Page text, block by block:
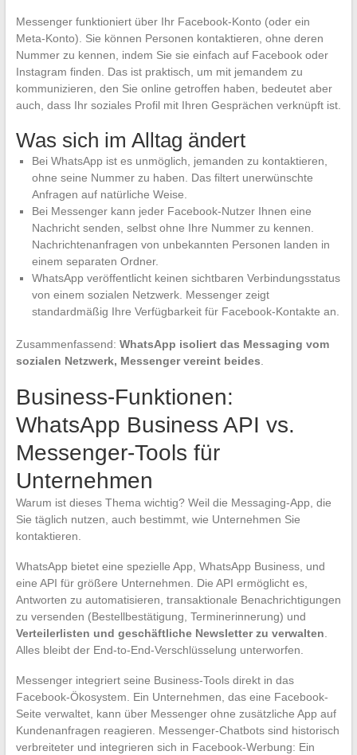
Messenger funktioniert über Ihr Facebook-Konto (oder ein
Meta-Konto). Sie können Personen kontaktieren, ohne deren
Nummer zu kennen, indem Sie sie einfach auf Facebook oder
Instagram finden. Das ist praktisch, um mit jemandem zu
kommunizieren, den Sie online getroffen haben, bedeutet aber
auch, dass Ihr soziales Profil mit Ihren Gesprächen verknüpft ist.
Was sich im Alltag ändert
Bei WhatsApp ist es unmöglich, jemanden zu kontaktieren,
ohne seine Nummer zu haben. Das filtert unerwünschte
Anfragen auf natürliche Weise.
Bei Messenger kann jeder Facebook-Nutzer Ihnen eine
Nachricht senden, selbst ohne Ihre Nummer zu kennen.
Nachrichtenanfragen von unbekannten Personen landen in
einem separaten Ordner.
WhatsApp veröffentlicht keinen sichtbaren Verbindungsstatus
von einem sozialen Netzwerk. Messenger zeigt
standardmäßig Ihre Verfügbarkeit für Facebook-Kontakte an.
Zusammenfassend: WhatsApp isoliert das Messaging vom
sozialen Netzwerk, Messenger vereint beides
Business-Funktionen:
WhatsApp Business API vs.
Messenger-Tools für
Unternehmen
Warum ist dieses Thema wichtig? Weil die Messaging-App, die
Sie täglich nutzen, auch bestimmt, wie Unternehmen Sie
kontaktieren.
WhatsApp bietet eine spezielle App, WhatsApp Business, und
eine API für größere Unternehmen. Die API ermöglicht es,
Antworten zu automatisieren, transaktionale Benachrichtigungen
zu versenden (Bestellbestätigung, Terminerinnerung) und
Verteilerlisten und geschäftliche Newsletter zu verwalten
Alles bleibt der End-to-End-Verschlüsselung unterworfen.
Messenger integriert seine Business-Tools direkt in das
Facebook-Ökosystem. Ein Unternehmen, das eine Facebook-
Seite verwaltet, kann über Messenger ohne zusätzliche App auf
Kundenanfragen reagieren. Messenger-Chatbots sind historisch
verbreiteter und integrieren sich in Facebook-Werbung: Ein